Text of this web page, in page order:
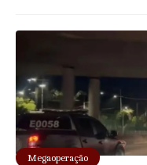
Megaoperação